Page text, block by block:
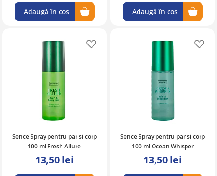
Adaugă în coș Adaugă în coș
Sence Spray pentru par si corp
100 ml Fresh Allure
13,50 lei
Adaugă în lista de favorite
Sence Spray pentru par si corp
100 ml Ocean Whisper
13,50 lei